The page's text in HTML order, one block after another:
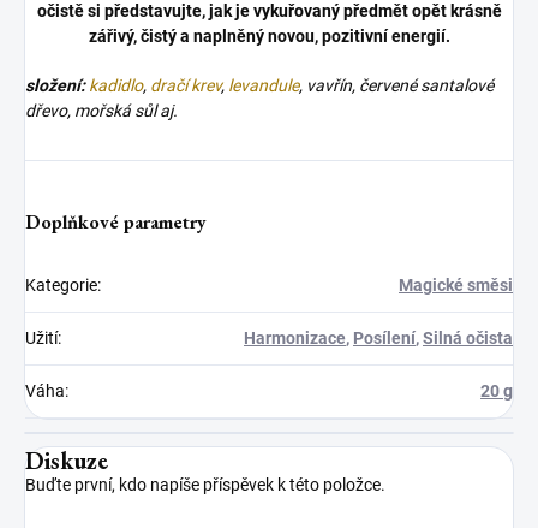
očistě si představujte, jak je vykuřovaný předmět opět krásně
zářivý, čistý a naplněný novou, pozitivní energií.
složení: kadidlo, dračí krev, levandule, vavřín, červené santalové
dřevo, mořská sůl aj.
Doplňkové parametry
Kategorie: Magické směsi
Užití: Harmonizace, Posílení,Silná očista
Váha: 20 g
Diskuze
Buďte první, kdo napíše příspěvek k této položce.